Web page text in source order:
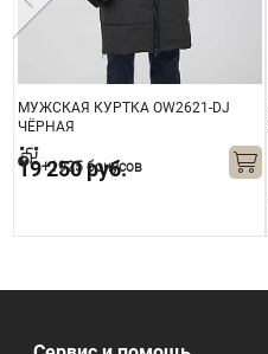
МУЖСКАЯ КУРТКА OW2621-DJ
ЧЁРНАЯ
19 250 руб.
+1925 бонусов